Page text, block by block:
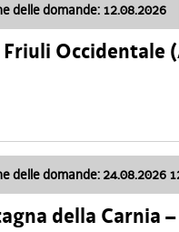
delle domande: 12.08.2026
Occidentale
delle domande: 24.08.2026
della Carnia –